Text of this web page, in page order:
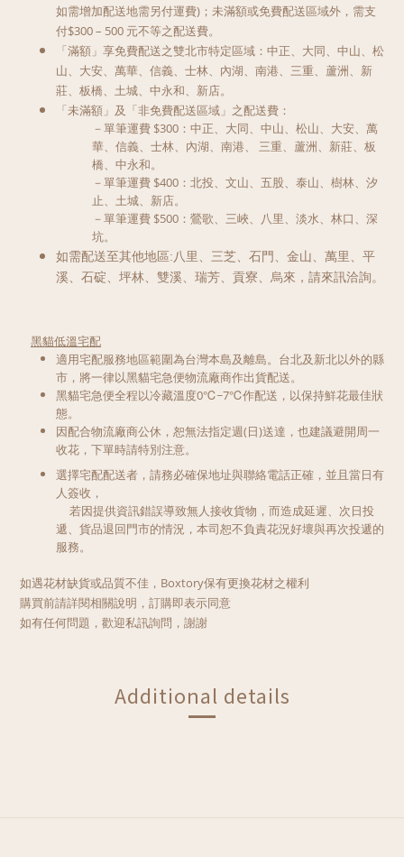
如需增加配送地需另付運費)；未滿額或免費配送區域外，需支
付$300 – 500 元不等之配送費。
「滿額」享免費配送之雙北市特定區域：中正、大同、中山、松
山、大安、萬華、信義、士林、內湖、南港、三重、蘆洲、新
莊、板橋、土城、中永和、新店。
「未滿額」及「非免費配送區域」之配送費：
－單筆運費 $300： 中正、大同、中山、松山、大安、萬
華、信義、士林、內湖、南港、
三重、蘆洲、新莊、板
橋、中永和。
－單筆運費 $400：北投、文山、五股、泰山、樹林、汐
止、土城、新店。
－單筆運費 $500：鶯歌、三峽、八里、淡水、林口、 深
坑。
如需配送至其他地區:八里、三芝、石門、金山、萬里、平
溪、石碇、坪林、雙溪、瑞芳、貢寮、烏來，請來訊洽詢。
黑貓低溫宅配
適用宅配服務地區範圍為台灣本島及離島。台北及新北以外的縣
市，將一律以黑貓宅急便物流廠商作出貨配送。
黑貓宅急便全程以冷藏溫度0℃~7℃作配送，以保持鮮花最佳狀
態。
因配合物流廠商公休， 恕無法指定週(日)送達 ，也建議避開周一
收花，下單時請特別注意。
選擇宅配配送者，請務必確保地址與聯絡電話正確，並且當日有
人簽收，
若因提供資訊錯誤導致無人接收貨物，而造成延遲、次日投
遞、貨品退回門市的情況，本司恕不負責花況好壞與再次投遞的
服務。
如遇花材缺貨或品質不佳，Boxtory保有更換花材之權利
購買前請詳閱相關說明，訂購即表示同意
如有任何問題，歡迎私訊詢問，謝謝
Additional details